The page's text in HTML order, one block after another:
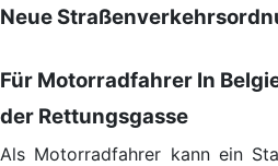
Neue
Für Motorradfahrer In
der Rettungsgasse
Als Motorradfahrer kann ein